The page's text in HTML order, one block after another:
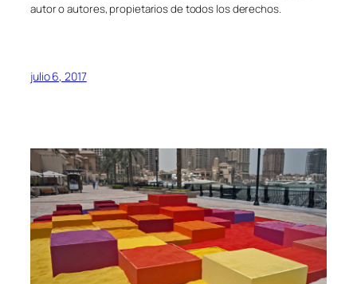
autor o autores, propietarios de todos los derechos.
julio 6, 2017